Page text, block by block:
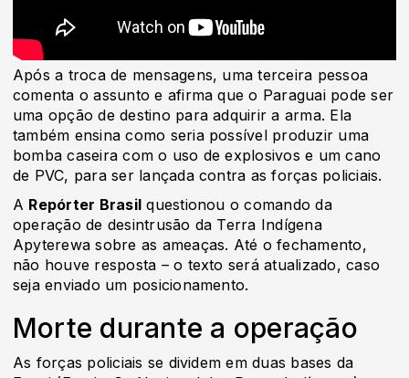
Após a troca de mensagens, uma terceira pessoa
comenta o assunto e afirma que o Paraguai pode ser
uma opção de destino para adquirir a arma. Ela
também ensina como seria possível produzir uma
bomba caseira com o uso de explosivos e um cano
de PVC, para ser lançada contra as forças policiais.
A Repórter Brasil questionou o comando da
operação de desintrusão da Terra Indígena
Apyterewa sobre as ameaças. Até o fechamento,
não houve resposta – o texto será atualizado, caso
seja enviado um posicionamento.
Morte durante a operação
As forças policiais se dividem em duas bases da